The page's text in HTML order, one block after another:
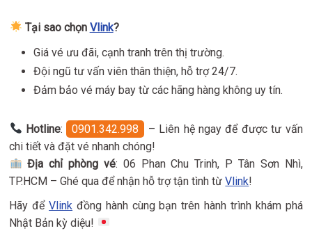
Tại sao chọn Vlink?
Giá vé ưu đãi, cạnh tranh trên thị trường.
Đội ngũ tư vấn viên thân thiện, hỗ trợ 24/7.
Đảm bảo vé máy bay từ các hãng hàng không uy tín.
Hotline: 0901.342.998
– Liên hệ ngay để được tư vấn
chi tiết và đặt vé nhanh chóng!
Địa chỉ phòng vé: 06 Phan Chu Trinh, P Tân Sơn Nhì,
TP.HCM – Ghé qua để nhận hỗ trợ tận tình từVlink!
Hãy đểVlink đồng hành cùng bạn trên hành trình khám phá
Nhật Bản kỳ diệu!